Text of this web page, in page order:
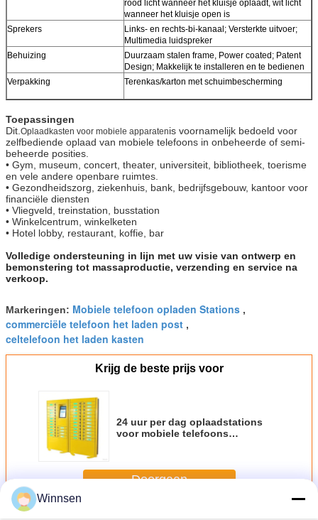
rood licht wanneer het kluisje oplaadt, wit licht
wanneer het kluisje open is
Sprekers
Links- en rechts-bi-kanaal; Versterkte uitvoer;
Multimedia luidspreker
Behuizing
Duurzaam stalen frame, Power coated; Patent
Design; Makkelijk te installeren en te bedienen
Verpakking
Terenkas/karton met schuimbescherming
Toepassingen
Dit. Oplaadkasten voor mobiele apparatenis voornamelijk bedoeld voor
zelfbediende oplaad van mobiele telefoons in onbeheerde of semi-
beheerde posities.
• Gym, museum, concert, theater, universiteit, bibliotheek, toerisme
en vele andere openbare ruimtes.
• Gezondheidszorg, ziekenhuis, bank, bedrijfsgebouw, kantoor voor
financiële diensten
• Vliegveld, treinstation, busstation
• Winkelcentrum, winkelketen
• Hotel lobby, restaurant, koffie, bar
Volledige ondersteuning in lijn met uw visie van ontwerp en
bemonstering tot massaproductie, verzending en service na
verkoop.
Markeringen: Mobiele telefoon opladen Stations ,
commerciële telefoon het laden post ,
celtelefoon het laden kasten
Krijg de beste prijs voor
24 uur per dag oplaadstations
voor mobiele telefoons
WiFi
Doorgaan
Winnsen